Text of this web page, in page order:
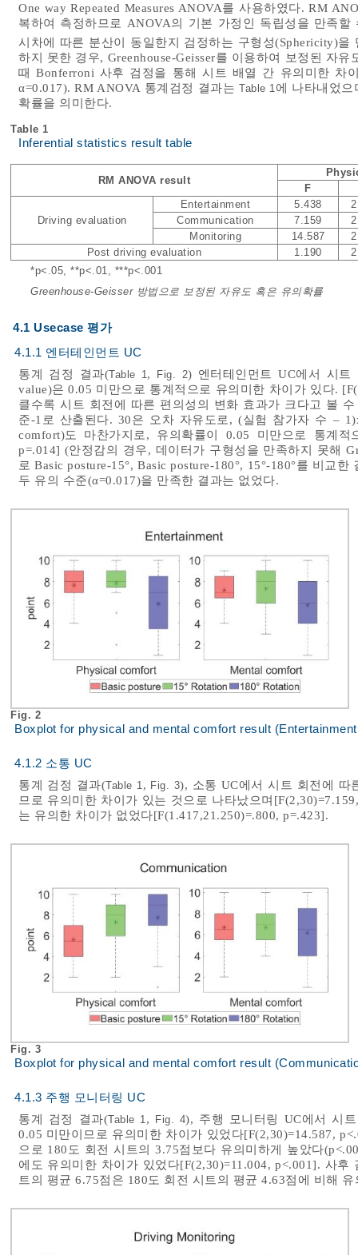
One way Repeated Measures ANOVA를 사용하였다. RM
복하여 측정하므로 ANOVA의 기본 가정인 독립성을 만족
시차에 따른 분산이 동일한지 검정하는 구형성(Sphericity)을
하지 못한 경우, Greenhouse-Geisser를 이용하여 보정된 자
때 Bonferroni 사후 검정을 통해 시트 배열 간 유의미한 차
α=0.017). RM ANOVA 통계검정 결과는Table 1 에 나타내었
확률을 의미한다.
Table 1
Inferential statistics result table
RM ANOVA result
F
Driving evaluation
Entertainment 5.438
Communication
7.159
Monitoring
14.587
Post driving evaluation
1.190
*p<.05, **p<.01, ***p<.001
Greenhouse-Geisser 방법으로 보정된 자유도 혹은 유의확률
4.1 Usecase 평가
4.1.1 엔터테인먼트 UC
통계 검정 결과(Table 1 , Fig. 2) 엔터테인먼트 UC에서 시트
value)은 0.05 미만으로 통계적으로 유의미한 차이가 있다.
클수록 시트 회전에 따른 편의성의 변화 효과가 크다고 볼
준-1로 산출된다. 30은 오차 자유도로, (실험 참가자 수 –
comfort)도 마찬가지로, 유의확률이 0.05 미만으로 통계
p=.014] (안정감의 경우, 데이터가 구형성을 만족하지 못해
로 Basic posture-15°, Basic posture-180°, 15°-180°를 비교
두 유의 수준(α=0.017)을 만족한 결과는 없었다.
Fig. 2
Boxplot for physical and mental comfort result
4.1.2 소통 UC
통계 검정 결과(Table 1 , Fig. 3), 소통 UC에서 시트 회전에 따
므로 유의미한 차이가 있는 것으로 나타났으며
는 유의한 차이가 없었다[F(1.417,21.250)=.800, p=.423].
Fig. 3
Boxplot for physical and mental comfort result
4.1.3 주행 모니터링 UC
통계 검정 결과(Table 1, Fig. 4), 주행 모니터링 UC에서 시
0.05 미만이므로 유의미한 차이가 있었다[F(2,30)=14.587,
으로 180도 회전 시트의 3.75점보다 유의미하게 높았다
에도 유의미한 차이가 있었다[F(2,30)=11.004, p<.001]. 사
트의 평균 6.75점은 180도 회전 시트의 평균 4.63점에 비해